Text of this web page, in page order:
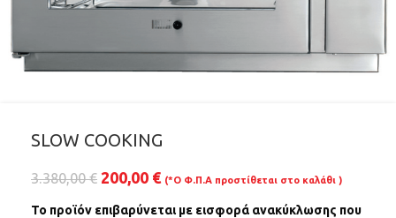
SLOW COOKING
3.380,00€ 200,00 € (*Ο Φ.Π.Α προστίθεται στο καλάθι )
Το προϊόν επιβαρύνεται με εισφορά ανακύκλωσης που